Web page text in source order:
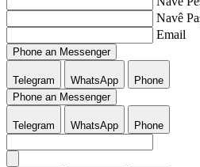
Navê
Email
Phone an Messenger
Telegram WhatsApp
Phone
Phone an Messenger
Telegram WhatsApp Phone